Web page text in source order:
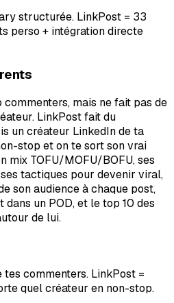
structurée. LinkPost = 33
perso + intégration directe
mais ne fait pas de
LinkPost fait du
un créateur LinkedIn de ta
stop et on te sort son vrai
mix TOFU/MOFU/BOFU, ses
tactiques pour devenir viral,
son audience à chaque post,
un POD, et le top 10 des
de lui.
commenters. LinkPost =
quel créateur en non-stop.